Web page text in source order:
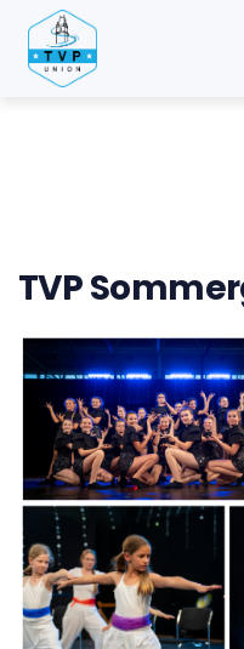
News
TVP